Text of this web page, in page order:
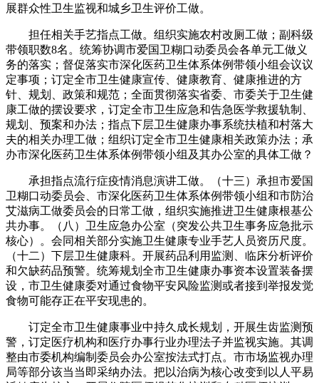
展群众性卫生监视和城乡卫生评价工做。
担任相关手艺指点工做。组织实施农村改厕工做；副科级
带领职数8名。统筹协调市爱国卫糊口动委员会各单元工做义
务的落实；督促落实市深化医药卫生体系体例带领小组会议议
定事项；订定全市卫生健康宣传、健康教育、健康推进的方
针、规划、政策和规范；全面贯彻落实省委、市委关于卫生健
康工做的摆设要求，订定全市卫生应急和告急医学救援轨制、
规划、预案和办法；指点下层卫生健康办事系统扶植和村落大
夫的相关办理工做；组织订定全市卫生健康相关政策办法；承
办市深化医药卫生体系体例带领小组及其办公室的具体工做？
承担指点流行症疫情消息演讲工做。（十三）承担市爱国
卫糊口动委员会、市深化医药卫生体系体例带领小组和市防治
艾滋病工做委员会的日常工做，组织实施推进卫生健康根基公
共办事。（八）卫生应急办公室（突发公共卫生事务应急批示
核心）。会同相关部分实施卫生健康专业手艺人员资历尺度。
（十二）下层卫生健康科。开展药品利用监测、临床分析评价
和欠缺药品预警。统筹规划全市卫生健康办事资本设置装备摆
设，市卫生健康委对通过食物平安风险监测或者接到举报发觉
食物可能存正在平安现患的。
订定全市卫生健康事业中持久成长规划，开展生齿监测预
警，订定医疗机构和医疗办事行业办理法子并监视实施。其调
整由市委机构编制委员会办公室按法式打点。市市场监视办理
局等部分该当当即采纳办法。把以治病为核心改变到以人平易